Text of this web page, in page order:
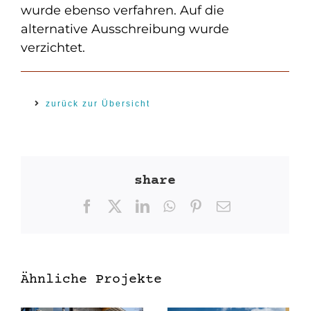
wurde ebenso verfahren. Auf die
alternative Ausschreibung wurde
verzichtet.
zurück zur Übersicht
share
FacebookLinkedInWhatsApp
Pinterest
E-
Ähnliche Projekte